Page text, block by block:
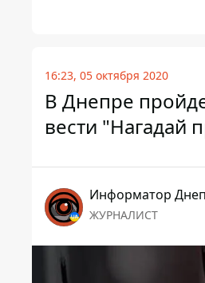
16:23, 05 октября 2020
В Днепре
вести "Нагадай
Информатор
ЖУРНАЛИСТ